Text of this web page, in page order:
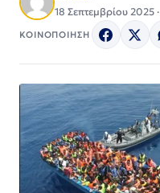
18 Σεπτεμβρίου 2025
ΚΟΙΝΟΠΟΙΗΣΗ